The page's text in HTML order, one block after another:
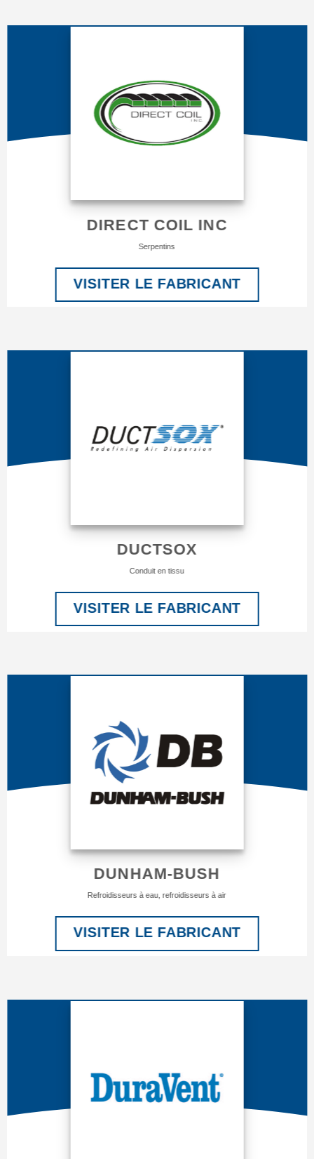
DIRECT COIL INC
Serpentins
VISITER LE FABRICANT
DUCTSOX
Conduit en tissu
VISITER LE FABRICANT
DUNHAM-BUSH
Refroidisseurs à eau, refroidisseurs à air
VISITER LE FABRICANT